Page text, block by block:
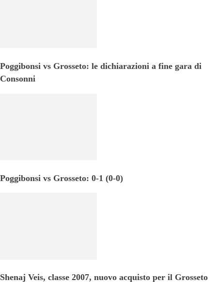
Poggibonsi vs Grosseto: le dichiarazioni a fine gara di
Consonni
Poggibonsi vs Grosseto: 0-1 (0-0)
Shenaj Veis, classe 2007, nuovo acquisto per il Grosseto